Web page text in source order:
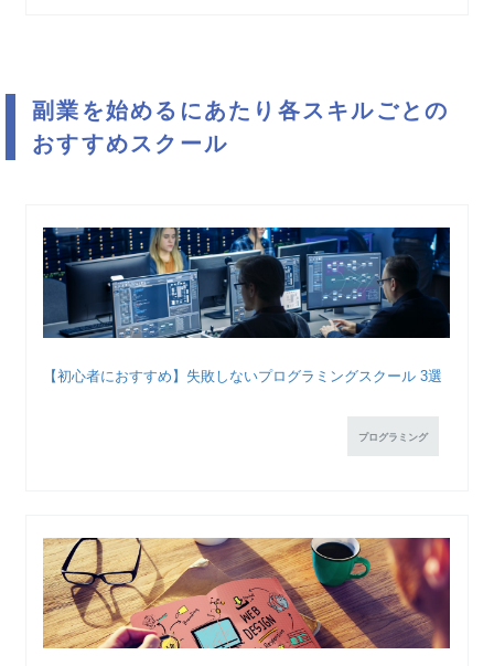
副業を始めるにあたり各スキルごとの
おすすめスクール
【初心者におすすめ】失敗しないプログラミングスクール 3選
プログラミング